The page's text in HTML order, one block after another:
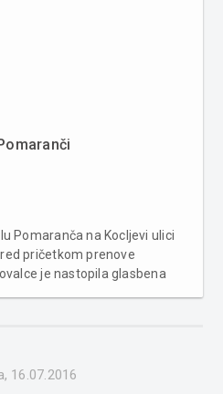
Pomaranča na Kocljevi ulici
pričetkom prenove
je nastopila glasbena
16.07.2016